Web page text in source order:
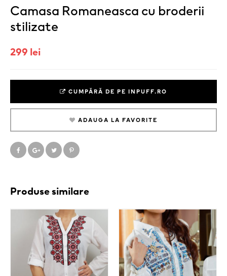
Camasa Romaneasca cu broderii
stilizate
299 lei
CUMPĂRĂ DE PE INPUFF.RO
ADAUGA LA FAVORITE
Produse similare